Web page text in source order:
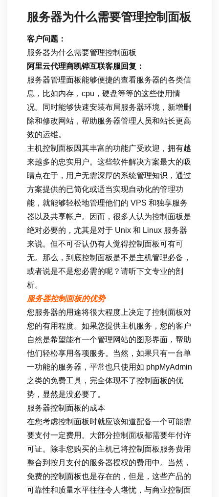
服务器为什么需要管理控制面板
客户问题：
服务器为什么需要管理控制面板
阿里云代理商凯铧互联客服回复：
服务器管理面板能够便捷的查看服务器的各类信
息，比如内存，cpu，硬盘等等的这些使用情
况。同时能够快速安装布局服务器环境，新增删
除和修改网站，帮助服务器管理人员和站长更高
效的运维。
主机控制面板因其丰富的功能广受欢迎，拥有越
来越多的忠实用户。这些软件解决方案最大的吸
睛点在于，用户无需深厚的系统管理知识，通过
方案提供的已简化或适当实现自动化的管理功
能，就能够轻松地管理他们的 VPS 和独享服务
器以及共享帐户。因而，很多人认为控制面板是
绝对必要的，尤其是对于 Unix 和 Linux 服务器
来说。但不可否认仍有人觉得控制面板可有可
无。那么，到底控制面板是不是主机管理必备，
或者说是不是您必需的呢？请听下文专业的剖
析。
服务器控制面板的优势
您服务器的用途将很大程度上决定了控制面板对
您的有用程度。如果您提供主机服务，您的客户
自然是希望能有一个管理网站的图形界面，帮助
他们轻松享用各项服务。当然，如果只有一台单
一功能的服务器，平常也只使用如 phpMyAdmin
之类的免费工具，完全体现不了控制面板的优
势，显然是没必要了。
服务器控制面板的成本
在您考虑控制面板时就应该知道配备一个可能需
要支付一定费用。大部分控制面板都需要年付许
可证。除非您购买的主机已将控制面板服务费用
整合到按月支付的服务器授权的费用中。当然，
免费的控制面板也是存在的，但是，这些产品的
可靠性和质量水平往往令人堪忧，与商业控制面